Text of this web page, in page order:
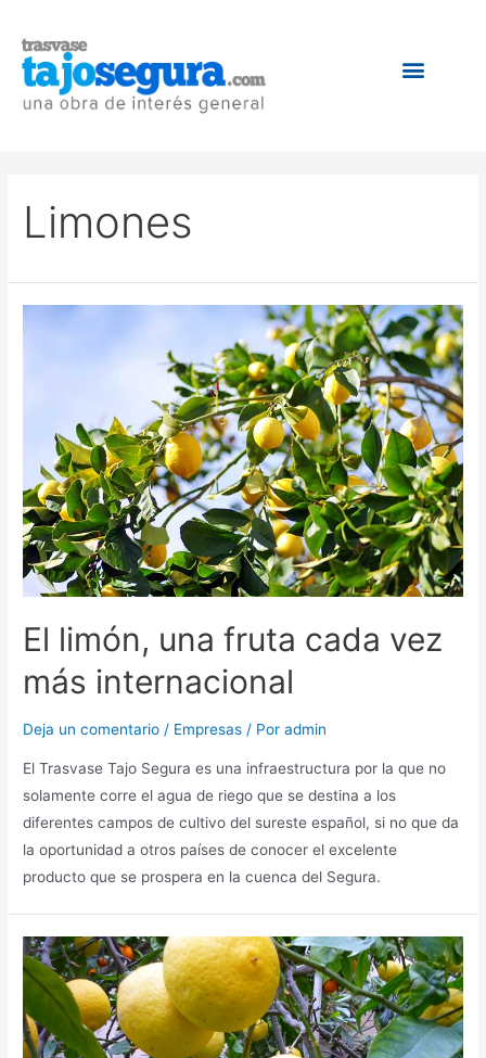
Limones
El limón, una fruta cada vez
más internacional
Deja un comentario / Empresas / Poradmin
El Trasvase Tajo Segura es una infraestructura por la que no
solamente corre el agua de riego que se destina a los
diferentes campos de cultivo del sureste español, si no que da
la oportunidad a otros países de conocer el excelente
producto que se prospera en la cuenca del Segura.